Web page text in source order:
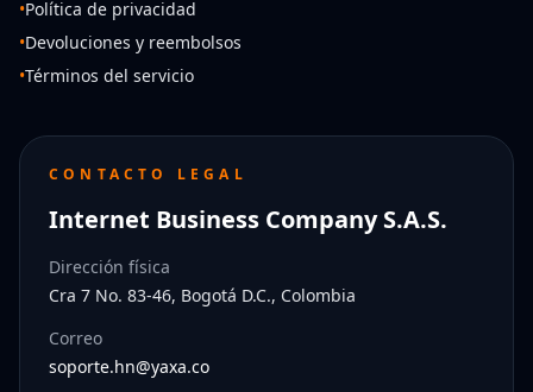
•Política de privacidad
•Devoluciones y reembolsos
•Términos del servicio
CONTACTO LEGAL
Internet Business Company S.A.S.
Dirección física
Cra 7 No. 83-46, Bogotá D.C., Colombia
Correo
soporte.hn@yaxa.co